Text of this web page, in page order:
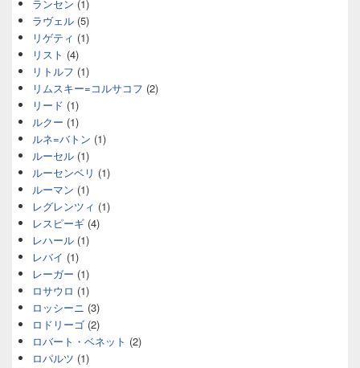
ランセン (1)
ラヴェル (5)
リゲティ (1)
リスト (4)
リトルフ (1)
リムスキー=コルサコフ (2)
リード (1)
ルクー (1)
ルネ=バトン (1)
ルーセル (1)
ルーセンベリ (1)
ルーマン (1)
レグレンツィ (1)
レスピーギ (4)
レハール (1)
レバイ (1)
レーガー (1)
ロサウロ (1)
ロッシーニ (3)
ロドリーゴ (2)
ロバート・ベネット (2)
ロパルツ (1)